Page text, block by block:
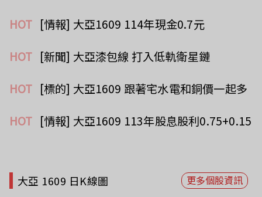
HOT [情報] 大亞1609 114年現金0.7元
HOT [新聞] 大亞漆包線 打入低軌衛星鏈
HOT [標的] 大亞1609 跟著宅水電和銅價一起多
HOT [情報] 大亞1609 113年股息股利0.75+0.15
大亞 1609 日K線圖 更多個股資訊